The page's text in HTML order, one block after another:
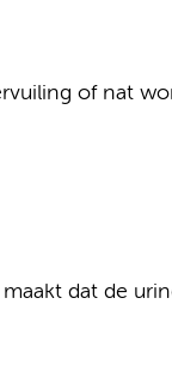
of nat
dat de